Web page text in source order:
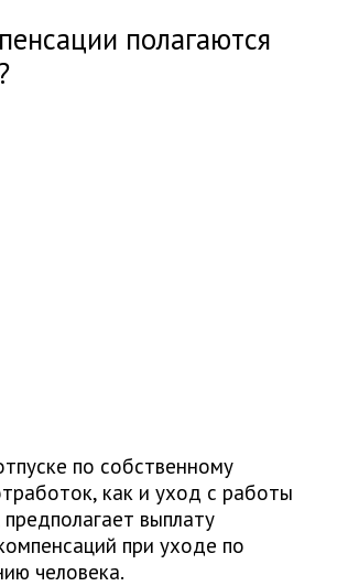
полагаются
по собственному
как и уход с работы
выплату
при уходе по
человека.